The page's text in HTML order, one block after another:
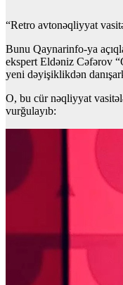
“Retro avtonəqliyyat
Bunu Qaynarinfo-ya
ekspert Eldəniz Cəfərov
yeni dəyişiklikdən
O, bu cür nəqliyyat
vurğulayıb: